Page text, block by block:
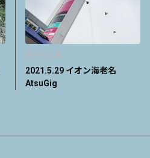
2021.5.29 イオン海老名
AtsuGig